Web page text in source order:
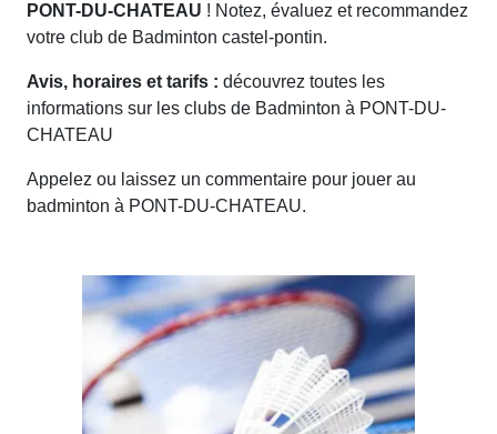
PONT-DU-CHATEAU ! Notez, évaluez et recommandez
votre club de Badminton castel-pontin.
Avis, horaires et tarifs : découvrez toutes les
informations sur les clubs de Badminton à PONT-DU-
CHATEAU
Appelez ou laissez un commentaire pour jouer au
badminton à PONT-DU-CHATEAU.